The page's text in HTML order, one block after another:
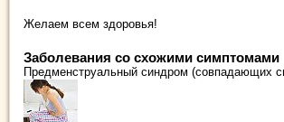
Желаем всем здоровья!
Заболевания со схожими симптомами
Предменструальный синдром (совпадающих